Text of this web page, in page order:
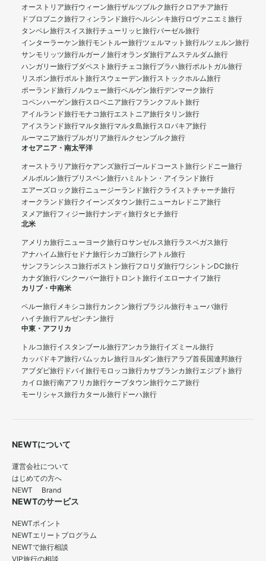
オーストリア旅行ウィーン旅行ザルツブルク旅行クロアチア旅行
ドブロブニク旅行フィンランド旅行ヘルシンキ旅行ロヴァニエミ旅行
タンペレ旅行スイス旅行チューリッヒ旅行バーゼル旅行
インターラーケン旅行モントルー旅行ツェルマット旅行ルツェルン旅行
サンモリッツ旅行ルガーノ旅行オランダ旅行アムステルダム旅行
ハンガリー旅行ブダペスト旅行チェコ旅行プラハ旅行ポルトガル旅行
リスボン旅行ポルト旅行スウェーデン旅行ストックホルム旅行
ポーランド旅行ノルウェー旅行ベルゲン旅行デンマーク旅行
コペンハーゲン旅行スロベニア旅行フランクフルト旅行
アイルランド旅行モナコ旅行エストニア旅行タリン旅行
アイスランド旅行マルタ旅行マルタ島旅行スロバキア旅行
ルーマニア旅行ブルガリア旅行ルクセンブルク旅行
オセアニア・南太平洋
オーストラリア旅行ケアンズ旅行ゴールドコースト旅行シドニー旅行
メルボルン旅行ブリスベン旅行ハミルトン・アイランド旅行
エアーズロック旅行ニュージーランド旅行クライストチャーチ旅行
オークランド旅行クイーンズタウン旅行ニューカレドニア旅行
ヌメア旅行フィジー旅行ナンディ旅行タヒチ旅行
北米
アメリカ旅行ニューヨーク旅行ロサンゼルス旅行ラスベガス旅行
アナハイム旅行セドナ旅行シカゴ旅行シアトル旅行
サンフランシスコ旅行ボストン旅行フロリダ旅行ワシントンDC旅行
カナダ旅行バンクーバー旅行 トロント旅行イエローナイフ旅行
カリブ・中南米
ペルー旅行メキシコ旅行カンクン旅行ブラジル旅行キューバ旅行
ハイチ旅行アルゼンチン旅行
中東・アフリカ
トルコ旅行イスタンブール旅行アンカラ旅行イズミール旅行
カッパドキア旅行パムッカレ旅行ヨルダン旅行アラブ首長国連邦旅行
アブダビ旅行 ドバイ旅行モロッコ旅行カサブランカ旅行エジプト旅行
カイロ旅行南アフリカ旅行ケープタウン旅行ケニア旅行
モーリシャス旅行カタール旅行 ドーハ旅行
NEWTについて
運営会社について
はじめての方へ
NEWT Brand
NEWTのサービス
NEWTポイント
NEWTエリートプログラム
NEWTで旅行相談
VIP旅行の相談